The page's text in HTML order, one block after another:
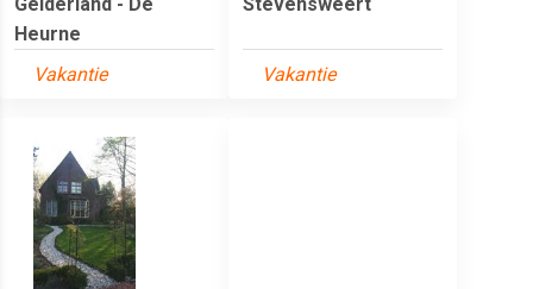
Heurne
Vakantie
Vakantie